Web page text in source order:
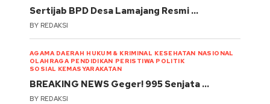
Sertijab BPD Desa Lamajang Resmi …
BY REDAKSI
AGAMA DAERAH HUKUM & KRIMINAL KESEHATAN NASIONAL
OLAHRAGA PENDIDIKAN PERISTIWA POLITIK
SOSIAL KEMASYARAKATAN
BREAKING NEWS Geger! 995 Senjata …
BY REDAKSI